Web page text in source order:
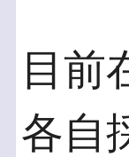
目前
各自